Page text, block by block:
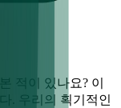
적이 있나요? 이
. 우리의 획기적인